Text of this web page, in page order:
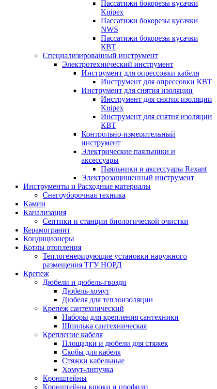
Пассатижи бокорезы кусачки
Knipex
Пассатижи бокорезы кусачки
NWS
Пассатижи бокорезы кусачки
КВТ
Специализированный инструмент
Электротехнический инструмент
Инструмент для опрессовки кабеля
Инструмент для опрессовки КВТ
Инструмент для снятия изоляции
Инструмент для снятия изоляции
Knipex
Инструмент для снятия изоляции
КВТ
Контрольно-измерительный
инструмент
Электрические паяльники и
аксессуары
Паяльники и аксессуары Rexant
Электрозащищенный инструмент
Инструменты и Расходные материалы
Снегоуборочная техника
Камин
Канализация
Септики и станции биологической очистки
Керамогранит
Кондиционеры
Котлы отопления
Теплогенерирующие установки наружного
размещения ТГУ НОРД
Крепеж
Дюбели и дюбель-гвозди
Дюбель-хомут
Дюбеля для теплоизоляции
Крепеж сантехнический
Наборы для крепления сантехники
Шпилька сантехническая
Крепление кабеля
Площадки и дюбели для стяжек
Скобы для кабеля
Стяжки кабельные
Хомут-липучка
Кронштейны
Кронштейны крюки и профили